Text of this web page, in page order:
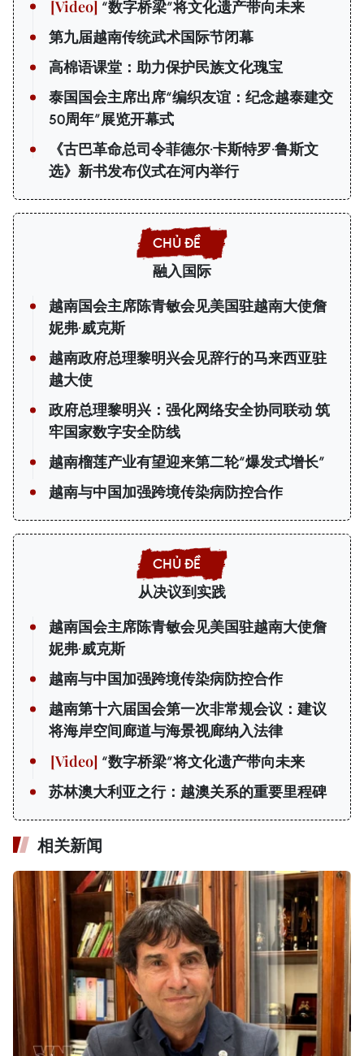
“数字桥梁”将文化遗产带向未来
第九届越南传统武术国际节闭幕
高棉语课堂：助力保护民族文化瑰宝
泰国国会主席出席“编织友谊：纪念越泰建交
50周年”展览开幕式
《古巴革命总司令菲德尔·卡斯特罗·鲁斯文
选》新书发布仪式在河内举行
融入国际
越南国会主席陈青敏会见美国驻越南大使詹
妮弗·威克斯
越南政府总理黎明兴会见辞行的马来西亚驻
越大使
政府总理黎明兴：强化网络安全协同联动 筑
牢国家数字安全防线
越南榴莲产业有望迎来第二轮“爆发式增长”
越南与中国加强跨境传染病防控合作
从决议到实践
越南国会主席陈青敏会见美国驻越南大使詹
妮弗·威克斯
越南与中国加强跨境传染病防控合作
越南第十六届国会第一次非常规会议：建议
将海岸空间廊道与海景视廊纳入法律
“数字桥梁”将文化遗产带向未来
苏林澳大利亚之行：越澳关系的重要里程碑
相关新闻